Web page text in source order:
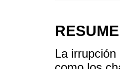
La